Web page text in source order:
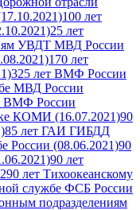
100 лет
25 лет
УВДТ МВД России
170 лет
325 лет ВМФ России
МВД России
ВМФ России
КОМИ (16.07.2021)90
85 лет ГАИ ГИБДД
России (08.06.2021)90
90 лет
290 лет Тихоокеанскому
службе ФСБ России
подразделениям